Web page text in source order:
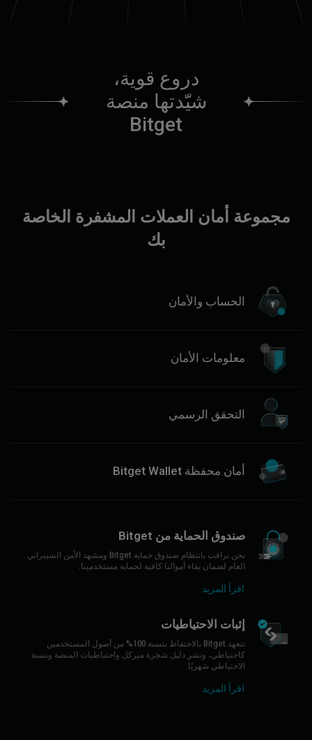
دروع قوية،
شيّدتها منصة
Bitget
مجموعة أمان العملات المشفرة الخاصة
بك
الحساب والأمان
معلومات الأمان
التحقق الرسمي
أمان محفظة Bitget Wallet
صندوق الحماية من Bitget
نحن نراقب بانتظام صندوق حماية Bitget ومشهد الأمن السيبراني
العام لضمان بقاء أموالنا كافية لحماية مستخدمينا.
اقرأ المزيد
إثبات الاحتياطيات
تتعهد Bitget بالاحتفاظ بنسبة 100% من أصول المستخدمين
كاحتياطي، ونشر دليل شجرة ميركل واحتياطيات المنصة ونسبة
الاحتياطي شهريًا.
اقرأ المزيد